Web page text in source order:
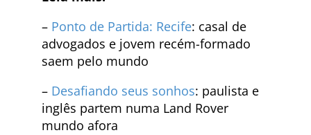
– Ponto de Partida: Recife: casal de
advogados e jovem recém-formado
saem pelo mundo
– Desafiando seus sonhos: paulista e
inglês partem numa Land Rover
mundo afora